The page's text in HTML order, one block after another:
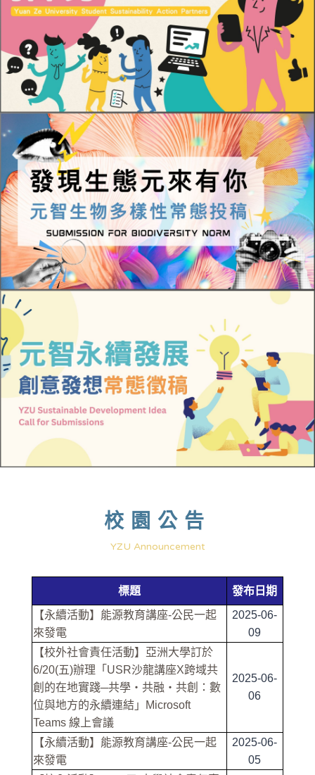
校園公告
YZU Announcement
標題
發布日期
【永續活動】能源教育講座-公民一起
來發電
2025-06-
09
【校外社會責任活動】亞洲大學訂於
6/20(五)辦理「USR沙龍講座X跨域共
創的在地實踐─共學・共融・共創：數
位與地方的永續連結」Microsoft
Teams 線上會議
2025-06-
06
【永續活動】能源教育講座-公民一起
來發電
2025-06-
05